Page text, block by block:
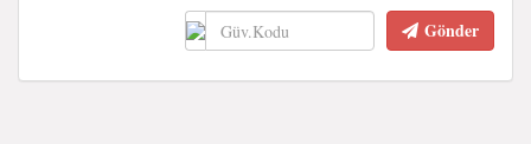
Gönder